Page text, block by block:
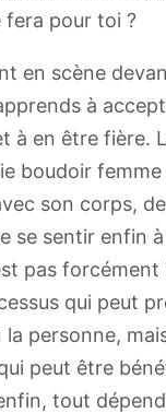
fera pour toi ?
en scène
à
à en être fière.
boudoir
son corps, de
se sentir enfin à
pas
qui peut
personne,
peut être
tout